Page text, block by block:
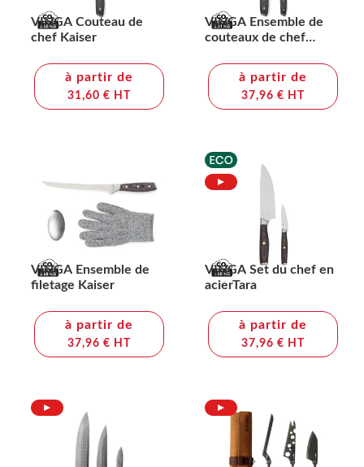
VINGA Couteau de
chef Kaiser
à partir de
31,60 € HT
VINGA Ensemble de
couteaux de chef
à partir de
37,96 € HT
VINGA Ensemble de
filetage Kaiser
à partir de
37,96 € HT
VINGA Set du chef en
acierTara
à partir de
37,96 € HT